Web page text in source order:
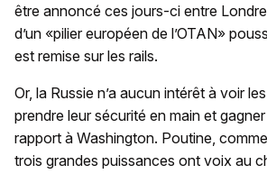
être annoncé ces jours-ci entre
d’un «pilier européen de l’OTAN»
est remise sur les rails.
Or, la Russie n’a aucun intérêt à voir
prendre leur sécurité en main et
rapport à Washington. Poutine,
trois grandes puissances ont voix au